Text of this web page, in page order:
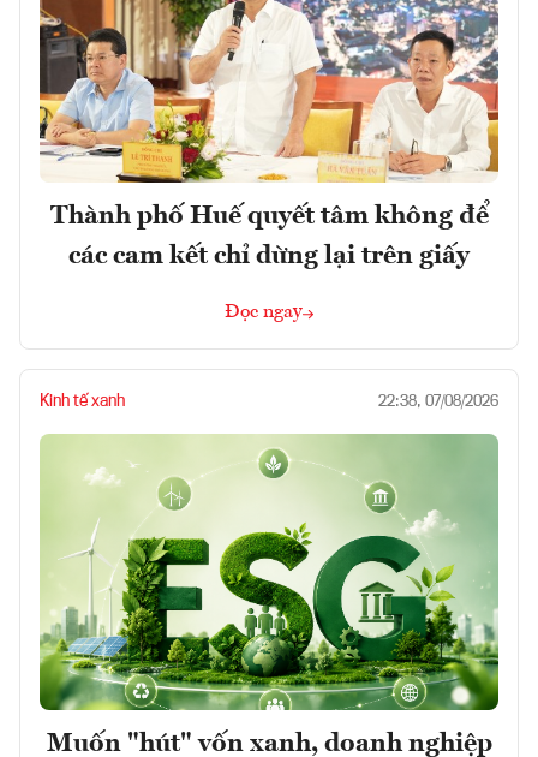
Thành phố Huế quyết tâm không để
các cam kết chỉ dừng lại trên giấy
Đọc ngay
Kinh tế xanh 22:38, 07/08/2026
Muốn "hút" vốn xanh, doanh nghiệp